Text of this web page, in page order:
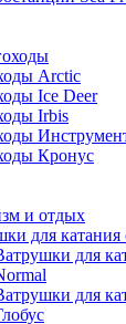
Arctic
Ice Deer
Irbis
Кронус
и отдых
для
для
для